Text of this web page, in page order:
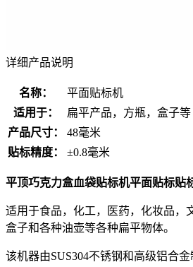
详细产品说明
名称： 平面贴标机
适用于：
扁平产品，方瓶，盒子等
产品尺寸：
48毫米
贴标精度：
±0.8毫米
平顶巧克力盒血袋贴标机平面贴标贴
适用于食品，化工，医药，化妆品，
盒子和各种油壶等各种扁平物体。
该机器由SUS304不锈钢和高级铝合金